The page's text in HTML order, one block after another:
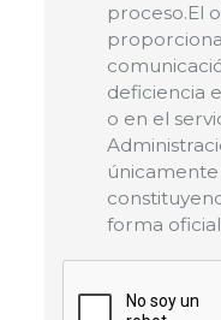
proceso.El
deficiencia
o en el
forma